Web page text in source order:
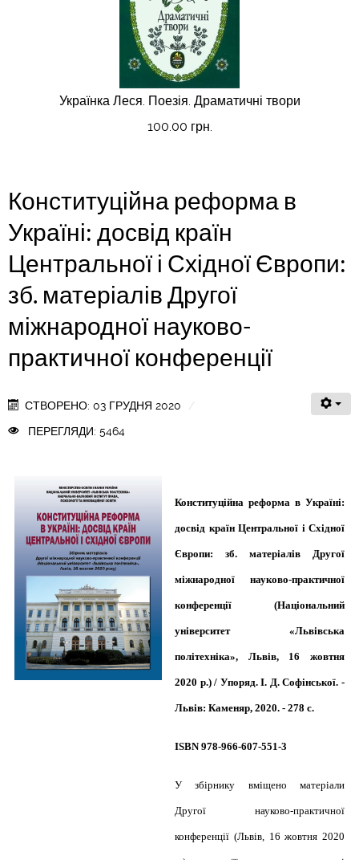
Українка Леся. Поезія. Драматичні твори
100.00 грн.
Конституційна реформа в
Україні: досвід країн
Центральної і Східної Європи:
зб. матеріалів Другої
міжнародної науково-
практичної конференції
СТВОРЕНО: 03 ГРУДНЯ 2020
ПЕРЕГЛЯДИ: 5464
Конституційна реформа в Україні:
досвід країн Центральної і Східної
Європи: зб. матеріалів Другої
міжнародної науково-практичної
конференції (Національний
університет «Львівська
політехніка», Львів, 16 жовтня
2020 р.) / Упоряд. І. Д. Софінської. -
Львів: Каменяр, 2020. - 278 с.
ISBN 978-966-607-551-3
У збірнику вміщено матеріали
Другої науково-практичної
конференції (Львів, 16 жовтня 2020